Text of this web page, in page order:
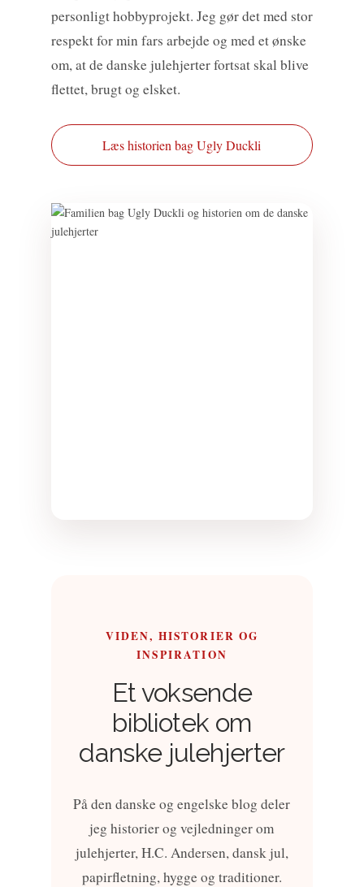
personligt hobbyprojekt. Jeg gør det med stor
respekt for min fars arbejde og med et ønske
om, at de danske julehjerter fortsat skal blive
flettet, brugt og elsket.
Læs historien bag Ugly Duckli
VIDEN, HISTORIER OG
INSPIRATION
Et voksende
bibliotek om
danske julehjerter
På den danske og engelske blog deler
jeg historier og vejledninger om
julehjerter, H.C. Andersen, dansk jul,
papirfletning, hygge og traditioner.